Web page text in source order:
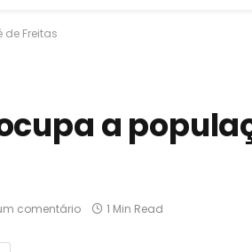
Freitas
a
comentário 1 Min Read